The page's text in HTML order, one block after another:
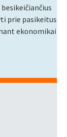
prie pasikeitusios
ekonomikai ir